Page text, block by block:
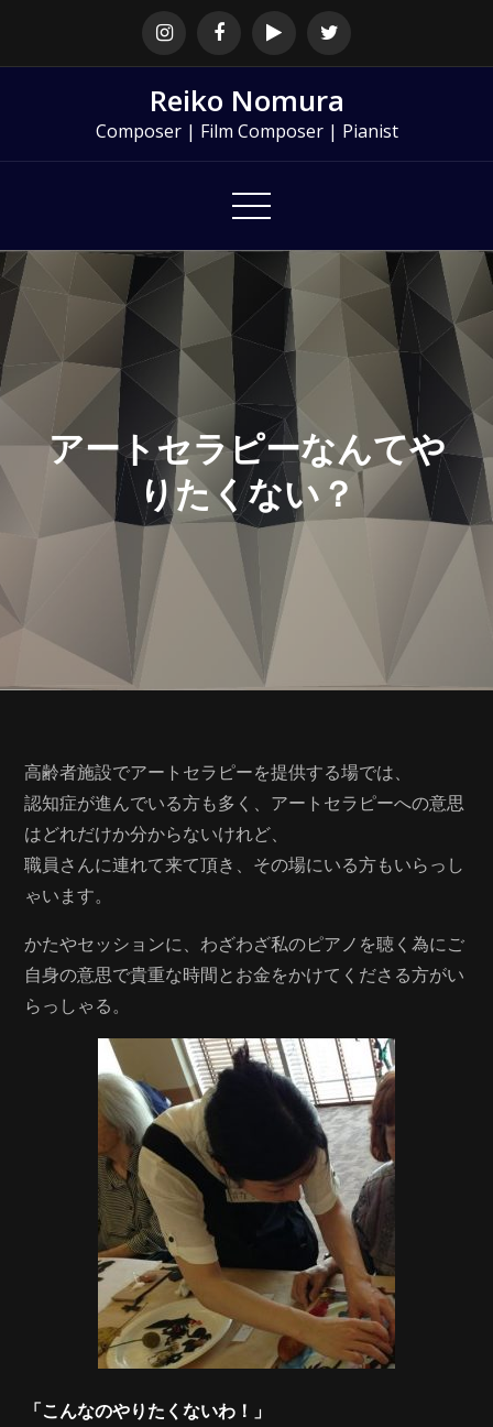
Reiko Nomura
Composer | Film Composer | Pianist
アートセラピーなんてや
りたくない？
高齢者施設でアートセラピーを提供する場では、
認知症が進んでいる方も多く、アートセラピーへの意思
はどれだけか分からないけれど、
職員さんに連れて来て頂き、その場にいる方もいらっし
ゃいます。
かたやセッションに、わざわざ私のピアノを聴く為にご
自身の意思で貴重な時間とお金をかけてくださる方がい
らっしゃる。
「こんなのやりたくないわ！」